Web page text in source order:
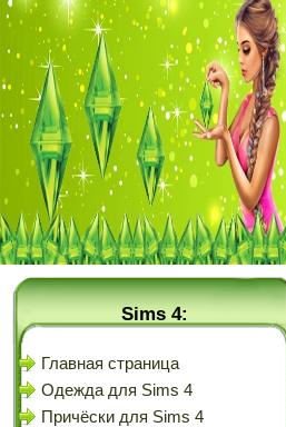
Sims 4:
Главная страница
Одежда для Sims 4
Причёски для Sims 4